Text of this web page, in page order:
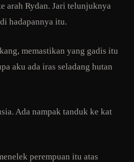
arah Rydan. Jari telunjuknya
hadapannya itu.
memastikan yang gadis itu
aku ada iras seladang hutan
Ada nampak tanduk ke kat
perempuan itu atas